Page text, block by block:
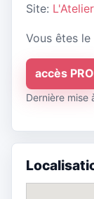
Site:
Vous êtes
accès PRO
Dernière